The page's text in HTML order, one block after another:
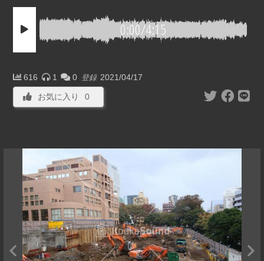
0:00/4:15
616 1 0 登録 2021/04/17
お気に入り 0